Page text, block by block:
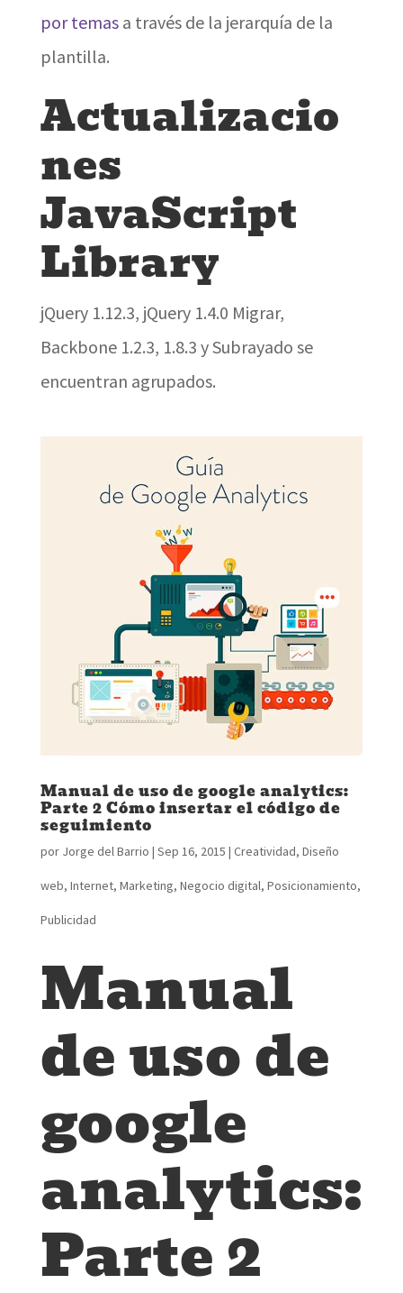
por temasa través de la jerarquía de la
plantilla.
Actualizacio
nes
JavaScript
Library
jQuery 1.12.3, jQuery 1.4.0 Migrar,
Backbone 1.2.3, 1.8.3 y Subrayado se
encuentran agrupados.
Manual de uso de google analytics:
Parte 2 Cómo insertar el código de
seguimiento
por Jorge del Barrio | Sep 16, 2015 | Creatividad, Diseño
web, Internet, Marketing, Negocio digital, Posicionamiento,
Publicidad
Manual
de uso de
google
analytics:
Parte 2